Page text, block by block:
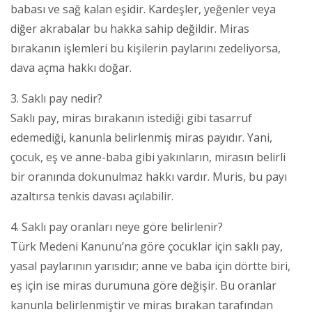
babası ve sağ kalan eşidir. Kardeşler, yeğenler veya
diğer akrabalar bu hakka sahip değildir. Miras
bırakanın işlemleri bu kişilerin paylarını zedeliyorsa,
dava açma hakkı doğar.
3. Saklı pay nedir?
Saklı pay, miras bırakanın istediği gibi tasarruf
edemediği, kanunla belirlenmiş miras payıdır. Yani,
çocuk, eş ve anne-baba gibi yakınların, mirasın belirli
bir oranında dokunulmaz hakkı vardır. Muris, bu payı
azaltırsa tenkis davası açılabilir.
4. Saklı pay oranları neye göre belirlenir?
Türk Medeni Kanunu’na göre çocuklar için saklı pay,
yasal paylarının yarısıdır; anne ve baba için dörtte biri,
eş için ise miras durumuna göre değişir. Bu oranlar
kanunla belirlenmiştir ve miras bırakan tarafından